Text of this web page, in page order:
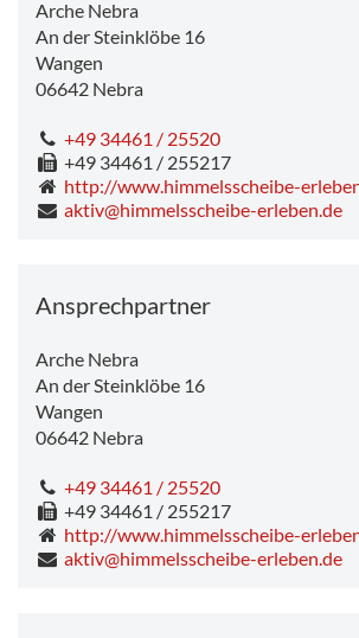
Arche Nebra
An der Steinklöbe 16
Wangen
06642 Nebra
+49 34461 / 25520
+49 34461 / 255217
http://www.himmelsscheibe-
aktiv@himmelsscheibe-erleben.de
Ansprechpartner
Arche Nebra
An der Steinklöbe 16
Wangen
06642 Nebra
+49 34461 / 25520
+49 34461 / 255217
http://www.himmelsscheibe-
aktiv@himmelsscheibe-erleben.de